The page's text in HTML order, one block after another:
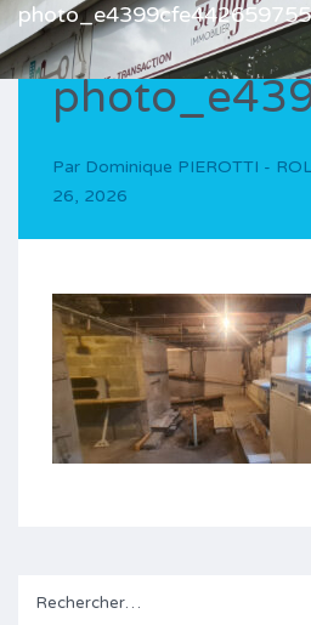
Par Dominique PIEROTTI -
26, 2026